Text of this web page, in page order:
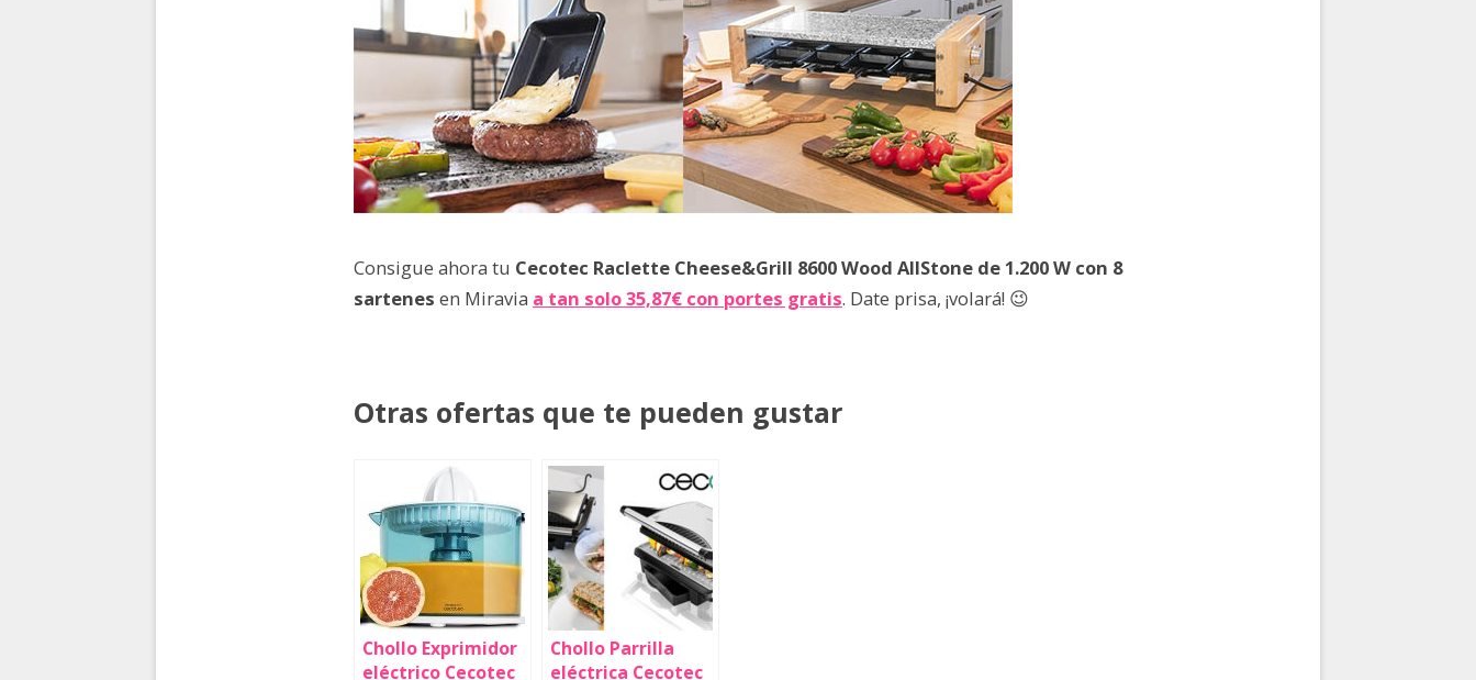
Consigue ahora tu Cecotec Raclette Cheese&Grill 8600 Wood AllStone de 1.200 W con 8
sartenes en Miravia a tan solo 35,87€ con portes gratis. Date prisa, ¡volará! 😉
Otras ofertas que te pueden gustar
Chollo Exprimidor
eléctrico Cecotec
Chollo Parrilla
eléctrica Cecotec